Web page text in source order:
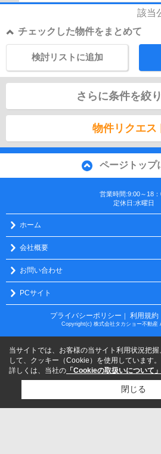
から徒歩3分圏内にある駅近物件です。タ
該当
チェックした物件をまとめて
検討リストに追加
さらに条件を絞
物件リクエス
ページトップ
営業時間:9:00～18
定休日:水曜日
ホーム
会社概要
お問い合わせ
PCサイト
プライバシーポリシー ｜ 利用規約
Copyright(c) 株式会社タカショー不動産
当サイトでは、お客様の当サイト利用状況把
して、クッキー（Cookie）を使用しています。
詳しくは、当社の 「Cookieの取扱いについて」
閉じる